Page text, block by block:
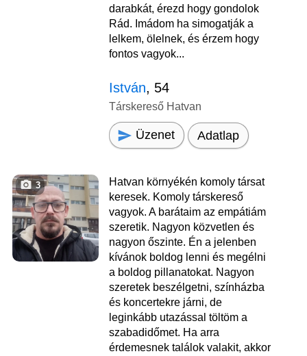
darabkát, érezd hogy gondolok
Rád. Imádom ha simogatják a
lelkem, ölelnek, és érzem hogy
fontos vagyok...
István, 54
Társkereső Hatvan
Üzenet Adatlap
3
Hatvan környékén komoly társat
keresek. Komoly társkereső
vagyok. A barátaim az empátiám
szeretik. Nagyon közvetlen és
nagyon őszinte. Én a jelenben
kívánok boldog lenni és megélni
a boldog pillanatokat. Nagyon
szeretek beszélgetni, színházba
és koncertekre járni, de
leginkább utazással töltöm a
szabadidőmet. Ha arra
érdemesnek találok valakit, akkor